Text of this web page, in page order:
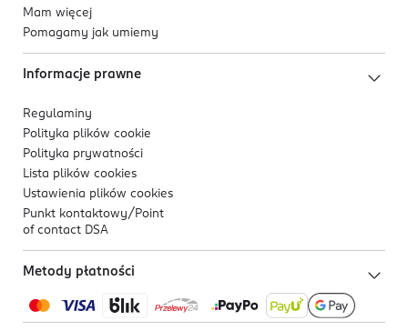
Mam więcej
Pomagamy jak umiemy
Informacje prawne
Regulaminy
Polityka plików cookie
Polityka prywatności
Lista plików cookies
Ustawienia plików cookies
Punkt kontaktowy/ Point
of contact DSA
Metody płatności